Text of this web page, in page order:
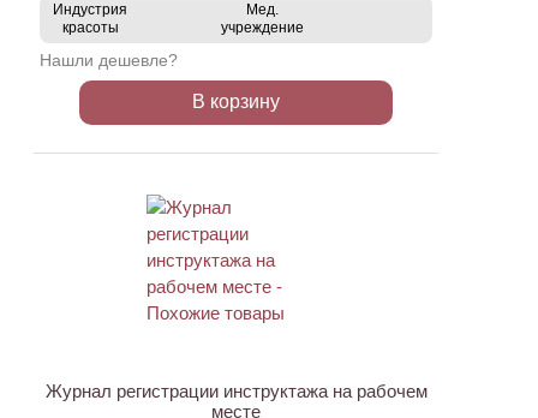
Индустрия
красоты
Мед.
учреждение
Нашли дешевле?
В корзину
Журнал регистрации инструктажа на рабочем
месте